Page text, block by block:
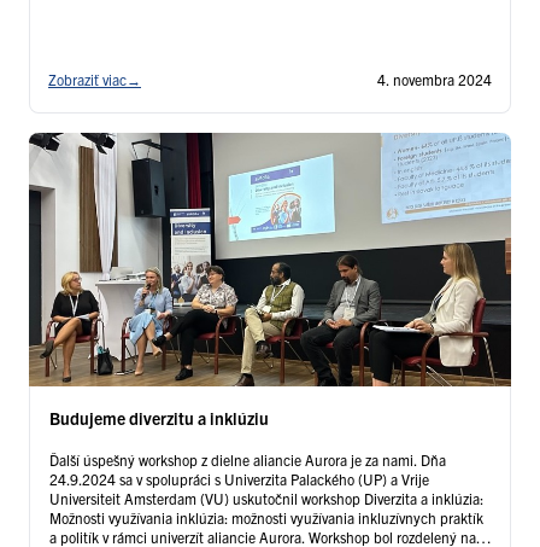
Zobraziť viac→ 4. novembra 2024
Budujeme diverzitu a inklúziu
Ďalší úspešný workshop z dielne aliancie Aurora je za nami. Dňa
24.9.2024 sa v spolupráci s Univerzita Palackého (UP) a Vrije
Universiteit Amsterdam (VU) uskutočnil workshop Diverzita a inklúzia:
Možnosti využívania inklúzia: možnosti využívania inkluzívnych praktík
a politík v rámci univerzít aliancie Aurora. Workshop bol rozdelený na